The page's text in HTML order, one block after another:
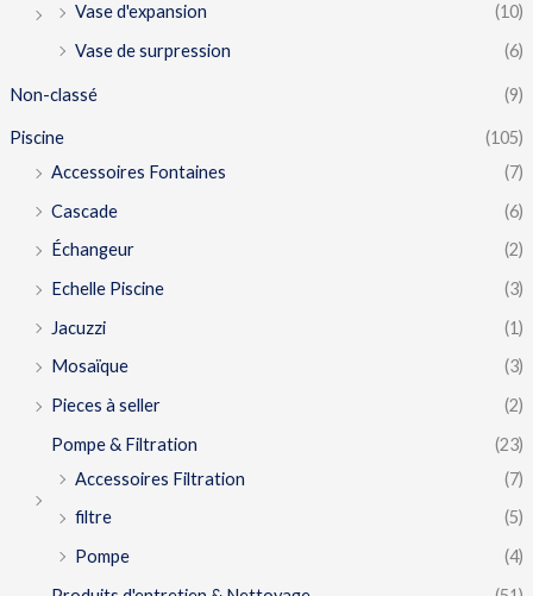
Vase d'expansion
(10)
Vase de surpression
(6)
Non-classé (9)
Piscine
(105)
Accessoires Fontaines
(7)
Cascade
(6)
Échangeur
(2)
Echelle Piscine
(3)
Jacuzzi
(1)
Mosaïque
(3)
Pieces à seller
(2)
Pompe & Filtration
(23)
Accessoires Filtration
(7)
filtre
(5)
Pompe
(4)